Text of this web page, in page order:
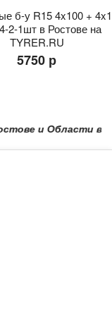
б-у R15 4x100 +
2-1шт в Ростове на
TYRER.RU
5750 р
и Области в